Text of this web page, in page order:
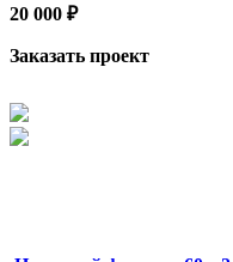
20 000 ₽
Заказать проект